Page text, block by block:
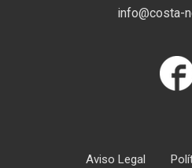
info@costa-
Aviso Legal